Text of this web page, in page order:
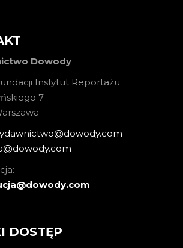
Dowody
Instytut Reportażu
7
DOSTĘP